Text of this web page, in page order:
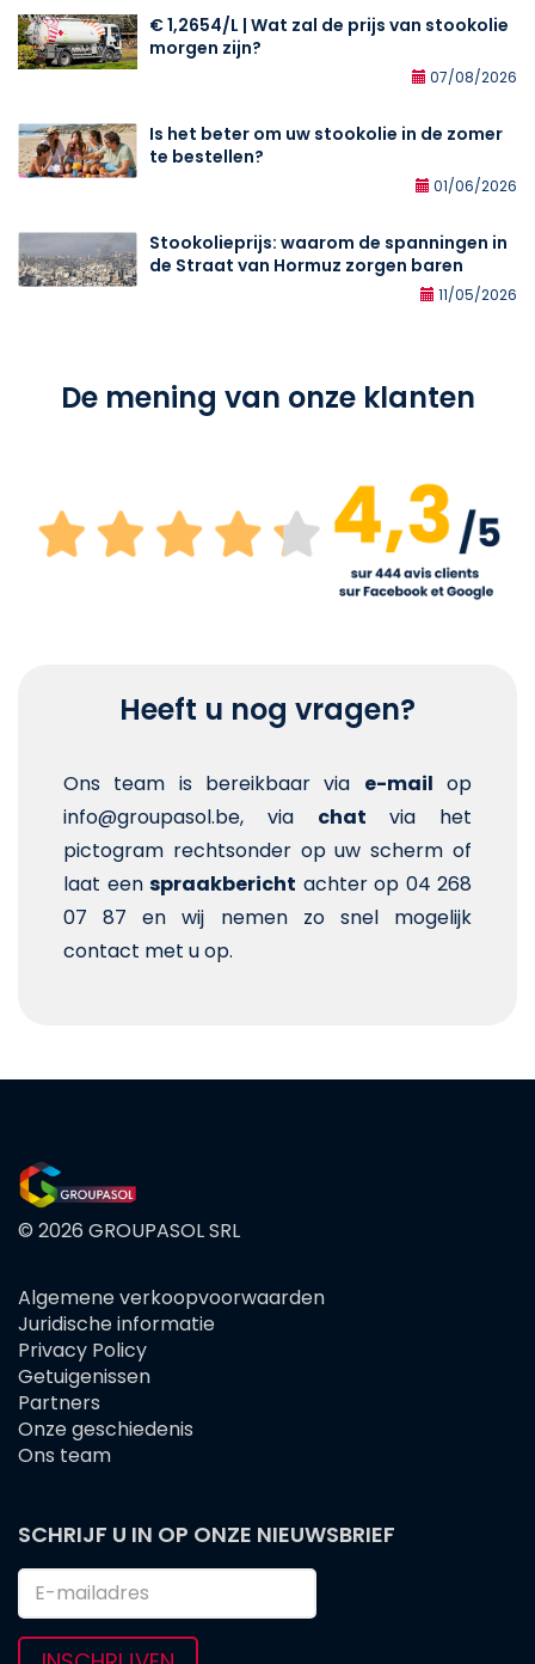
€ 1,2654/L | Wat zal de prijs van stookolie
morgen zijn?
07/08/2026
Is het beter om uw stookolie in de zomer
te bestellen?
01/06/2026
Stookolieprijs: waarom de spanningen in
de Straat van Hormuz zorgen baren
11/05/2026
De mening van onze klanten
Heeft u nog vragen?
Ons team is bereikbaar via e-mail op
info@groupasol.be, via chat via het
pictogram rechtsonder op uw scherm of
laat een spraakbericht achter op 04 268
07 87 en wij nemen zo snel mogelijk
contact met u op.
© 2026 GROUPASOL SRL
FOOTER
MENU
Algemene verkoopvoorwaarden
Juridische informatie
Privacy Policy
Getuigenissen
Partners
Onze geschiedenis
Ons team
SCHRIJF U IN OP ONZE NIEUWSBRIEF